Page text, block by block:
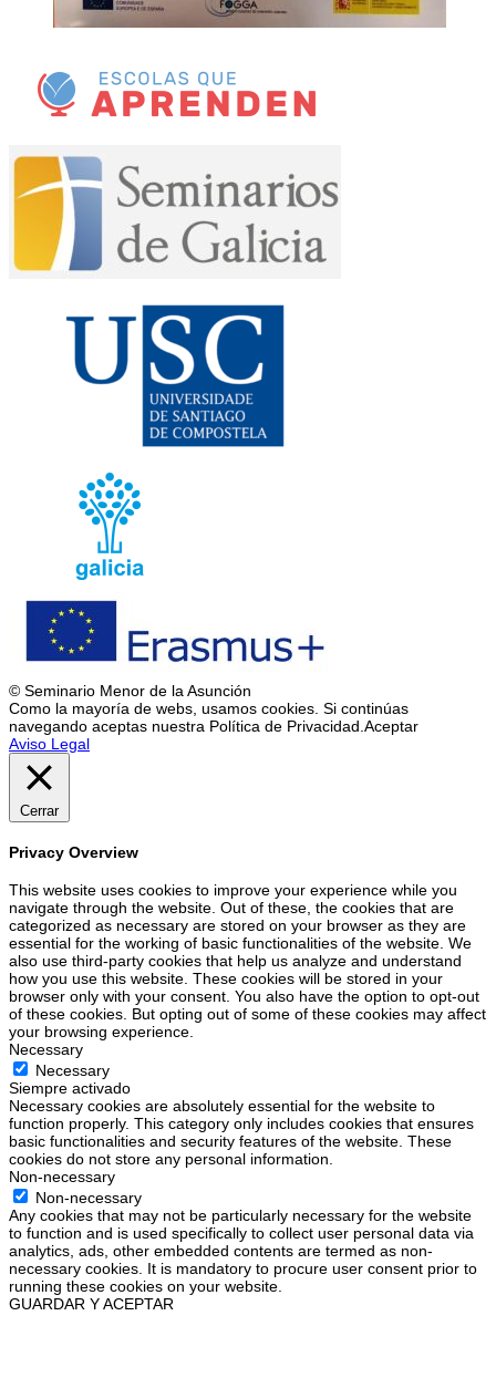
© Seminario Menor de la Asunción
Como la mayoría de webs, usamos cookies. Si continúas
navegando aceptas nuestra Política de Privacidad. Aceptar
Aviso Legal
Cerrar
Privacy Overview
This website uses cookies to improve your experience while you
navigate through the website. Out of these, the cookies that are
categorized as necessary are stored on your browser as they are
essential for the working of basic functionalities of the website. We
also use third-party cookies that help us analyze and understand
how you use this website. These cookies will be stored in your
browser only with your consent. You also have the option to opt-out
of these cookies. But opting out of some of these cookies may affect
your browsing experience.
Necessary
Necessary
Siempre activado
Necessary cookies are absolutely essential for the website to
function properly. This category only includes cookies that ensures
basic functionalities and security features of the website. These
cookies do not store any personal information.
Non-necessary
Non-necessary
Any cookies that may not be particularly necessary for the website
to function and is used specifically to collect user personal data via
analytics, ads, other embedded contents are termed as non-
necessary cookies. It is mandatory to procure user consent prior to
running these cookies on your website.
GUARDAR Y ACEPTAR